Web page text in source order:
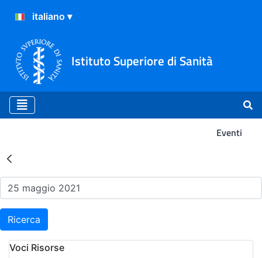
Istituto Superiore di Sanità
Eventi
Risultati della Ricerca -
Ricerca
Voci Risorse